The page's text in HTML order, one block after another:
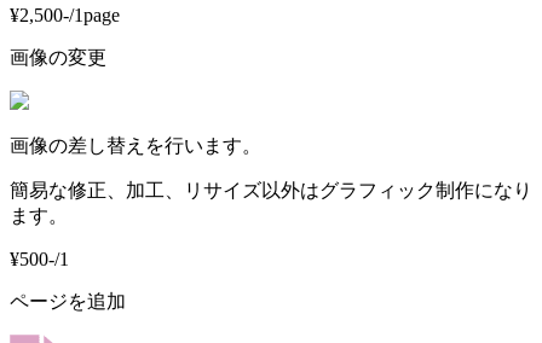
¥2,500-/1page
画像の変更
画像の差し替えを行います。
簡易な修正、加工、リサイズ以外はグラフィック制作になり
ます。
¥500-/1
ページを追加